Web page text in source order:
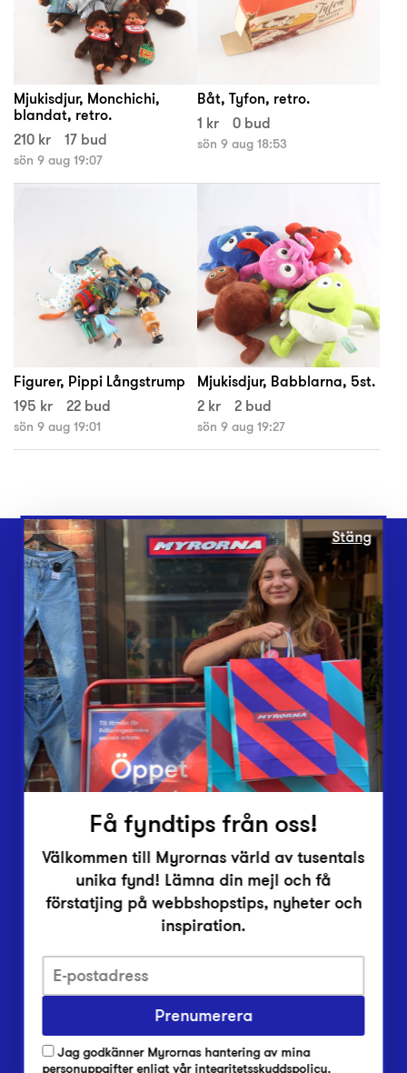
Mjukisdjur, Monchichi,
blandat, retro.
210 kr
17 bud
sön 9 aug 19:07
Båt, Tyfon, retro.
1 kr
0 bud
sön 9 aug 18:53
Figurer, Pippi Långstrump
195 kr
22 bud
sön 9 aug 19:01
Mjukisdjur, Babblarna, 5st.
2 kr
2 bud
sön 9 aug 19:27
Webbshop
Butiker
Lämna in
Vårt överskott
Inlämningsplatser
Om Myrorna
Lediga jobb
Pressrum
Integritetsskyddspolicy
Har du frågor om onlineköp, leverans eller retur?
Har du frågor om vår verksamhet?
Stäng
Få fyndtips från oss!
Välkommen till Myrornas värld av tusentals
unika fynd! Lämna din mejl och få
förstatjing på webbshopstips, nyheter och
inspiration.
Prenumerera
Jag godkänner Myrornas hantering av mina
personuppgifter enligtvår integritetsskyddspolicy.